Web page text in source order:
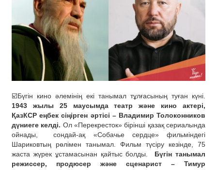
☑️Бүгін кино әлемінің екі танымал тұлғасының туған күні.
1943 жылы 25 маусымда театр және кино актері,
ҚазКСР еңбек сіңірген әртісі – Владимир Толоконников
дүниеге келді. Ол «Перекресток» бірінші қазақ сериалында
ойнады,
сондай-ақ «Собачье сердце» фильміндегі
Шариковтың рөлімен танымал. Фильм түсіру кезінде, 75
жаста жүрек ұстамасынан қайтыс болды.
Бүгін танымал
режиссер, продюсер және сценарист – Тимур